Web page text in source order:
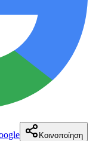
Κοινοποίηση